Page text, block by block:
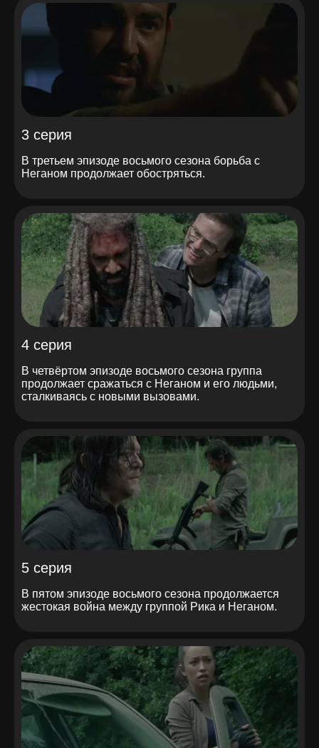
3 серия
В третьем эпизоде восьмого сезона борьба с
Неганом продолжает обостряться.
4 серия
В четвёртом эпизоде восьмого сезона группа
продолжает сражаться с Неганом и его людьми,
сталкиваясь с новыми вызовами.
5 серия
В пятом эпизоде восьмого сезона продолжается
жестокая война между группой Рика и Неганом.